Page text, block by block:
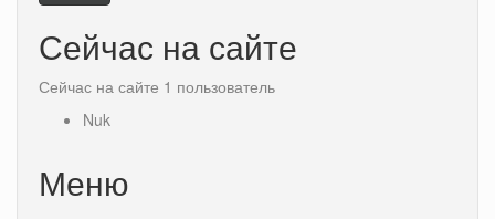
Сейчас на сайте
Сейчас на сайте 1 пользователь
Nuk
Меню